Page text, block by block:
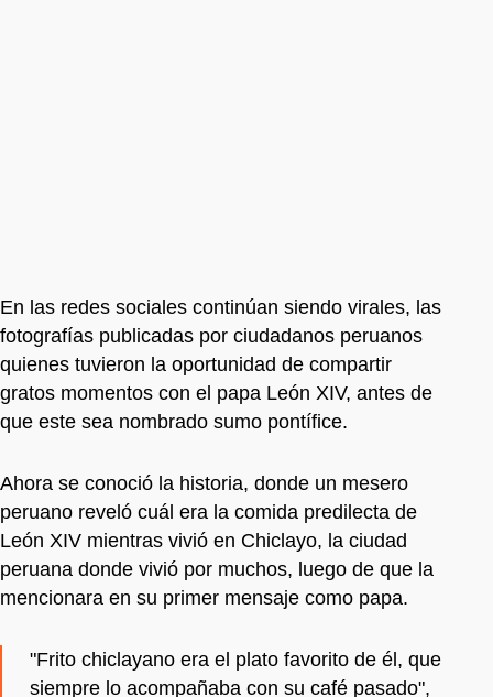
En las redes sociales continúan siendo virales, las
fotografías publicadas por ciudadanos peruanos
quienes tuvieron la oportunidad de compartir
gratos momentos con el papa León XIV, antes de
que este sea nombrado sumo pontífice.
Ahora se conoció la historia, donde un mesero
peruano reveló cuál era la comida predilecta de
León XIV mientras vivió en Chiclayo, la ciudad
peruana donde vivió por muchos, luego de que la
mencionara en su primer mensaje como papa.
"Frito chiclayano era el plato favorito de él, que
siempre lo acompañaba con su café pasado",